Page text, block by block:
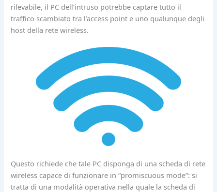
rilevabile, il PC dell’intruso potrebbe captare tutto il
traffico scambiato tra l’access point e uno qualunque degli
host della rete wireless.
Questo richiede che tale PC disponga di una scheda di rete
wireless capace di funzionare in “promiscuous mode”: si
tratta di una modalità operativa nella quale la scheda di